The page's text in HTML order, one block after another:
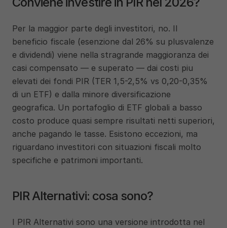
Per la maggior parte degli investitori, no. Il
beneficio fiscale (esenzione dal 26% su plusvalenze
e dividendi) viene nella stragrande maggioranza dei
casi compensato — e superato — dai costi piu
elevati dei fondi PIR (TER 1,5-2,5% vs 0,20-0,35%
di un ETF) e dalla minore diversificazione
geografica. Un portafoglio di ETF globali a basso
costo produce quasi sempre risultati netti superiori,
anche pagando le tasse. Esistono eccezioni, ma
riguardano investitori con situazioni fiscali molto
specifiche e patrimoni importanti.
PIR Alternativi: cosa sono?
I PIR Alternativi sono una versione introdotta nel